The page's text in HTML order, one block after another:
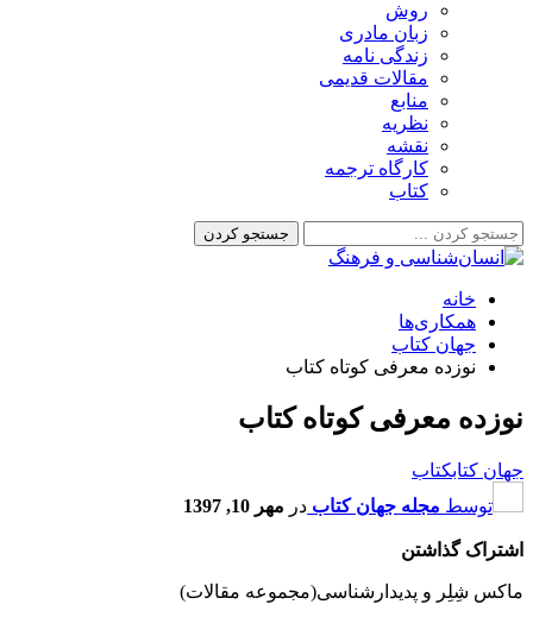
روش
زبان مادری
زندگی نامه
مقالات قدیمی
منابع
نظریه
نقشه
کارگاه ترجمه
کتاب
خانه
همکاری‌ها
جهان کتاب
نوزده معرفی کوتاه کتاب
نوزده معرفی کوتاه کتاب
جهان کتابکتاب
توسط مجله جهان کتاب در مهر 10, 1397
اشتراک گذاشتن
ماکس شِلِر و پدیدارشناسی(مجموعه مقالات)